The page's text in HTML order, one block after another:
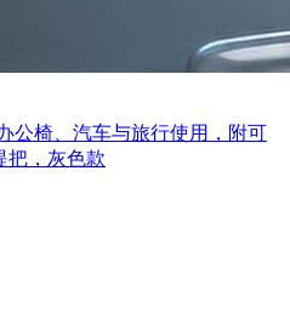
公椅、汽车与旅行使用，附可
把，灰色款